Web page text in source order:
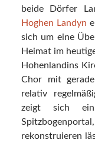
beide Dörfer
Hoghen Landyn
sich um eine
Heimat im
Hohenlandins
Chor mit
relativ
zeigt sich ein
rekonstruieren